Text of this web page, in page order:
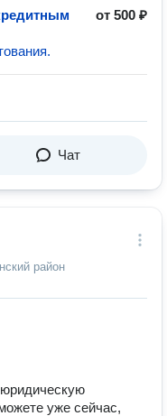
от 500 ₽
Чат
район
уже сейчас,